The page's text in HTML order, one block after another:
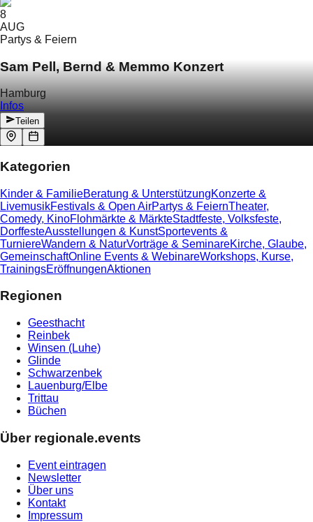
8
AUG
Partys & Feiern
Sam Pell, Bernd & Memmo Konzert
Hamburg
Infos
Teilen
Kategorien
Kinder & FamilieBeratung & UnterstützungKonzerte &
LivemusikFestivals & Open AirPartys & FeiernTheater,
Comedy, KinoFlohmärkte & MärkteStadtfeste, Volksfeste,
DorffesteAusstellungen & KunstSportevents &
TurniereWandern & NaturVorträge & SeminareKirche, Glaube,
GemeinschaftOnline Events & WebinareWorkshops, Kurse,
TrainingsEröffnungenAktionen
Regionen
Geesthacht
Reinbek
Winsen (Luhe)
Glinde
Schwarzenbek
Lauenburg/Elbe
Trittau
Büchen
Über regionale.events
Event eintragen
Newsletter
Über uns
Kontakt
Impressum